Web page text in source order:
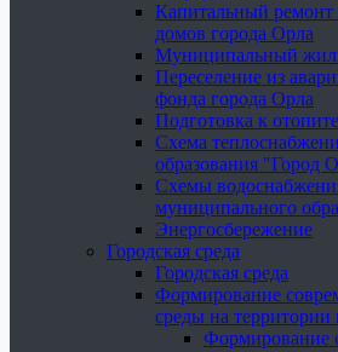
Капитальный
домов города Орла
Муниципальный
Переселение из
фонда города Орла
Подготовка к
Схема
образования "Город
Схемы
муниципального
Энергосбережение
Городская среда
Городская среда
Формирование
среды на территории
Формирование